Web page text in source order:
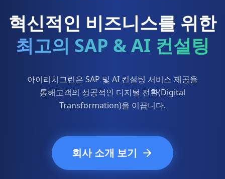
혁신적인 비즈니스를 위한
최고의 SAP & AI 컨설팅
아이리치그린은 SAP 및 AI 컨설팅 서비스 제공을
통해고객의 성공적인 디지털 전환(Digital
Transformation)을 이끕니다.
회사 소개 보기